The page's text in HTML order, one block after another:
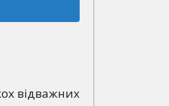
відважних